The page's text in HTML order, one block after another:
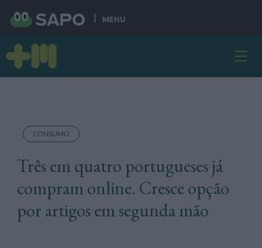
MENU
CONSUMO
Três em quatro portugueses já
compram online. Cresce opção
por artigos em segunda mão